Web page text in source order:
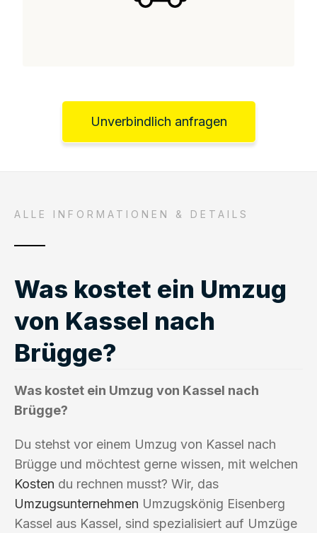
Unverbindlich anfragen
ALLE INFORMATIONEN & DETAILS
Was kostet ein Umzug
von Kassel nach
Brügge?
Was kostet ein Umzug von Kassel nach
Brügge?
Du stehst vor einem Umzug von Kassel nach
Brügge und möchtest gerne wissen, mit welchen
Kosten du rechnen musst? Wir, das
Umzugsunternehmen Umzugskönig Eisenberg
Kassel aus Kassel, sind spezialisiert auf Umzüge